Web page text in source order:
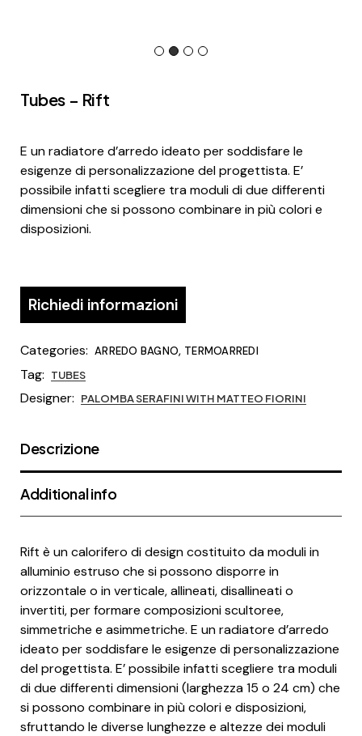
Tubes – Rift
E un radiatore d’arredo ideato per soddisfare le
esigenze di personalizzazione del progettista. E’
possibile infatti scegliere tra moduli di due differenti
dimensioni che si possono combinare in più colori e
disposizioni.
Richiedi informazioni
Categories: ARREDO BAGNO, TERMOARREDI
Tag: TUBES
Designer: PALOMBA SERAFINI WITH MATTEO FIORINI
Descrizione
Additional info
Rift è un calorifero di design costituito da moduli in
alluminio estruso che si possono disporre in
orizzontale o in verticale, allineati, disallineati o
invertiti, per formare composizioni scultoree,
simmetriche e asimmetriche. E un radiatore d’arredo
ideato per soddisfare le esigenze di personalizzazione
del progettista. E’ possibile infatti scegliere tra moduli
di due differenti dimensioni (larghezza 15 o 24 cm) che
si possono combinare in più colori e disposizioni,
sfruttando le diverse lunghezze e altezze dei moduli